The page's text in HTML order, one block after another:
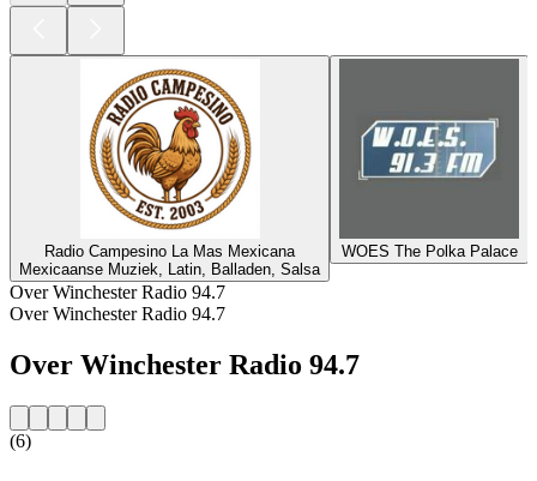
Radio Campesino La Mas Mexicana
Mexicaanse Muziek, Latin, Balladen, Salsa
WOES The Polka Palace
Over Winchester Radio 94.7
Over Winchester Radio 94.7
Over Winchester Radio 94.7
(6)